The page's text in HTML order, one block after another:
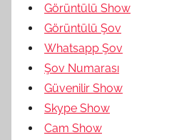
Görüntülü Show
Görüntülü Şov
Whatsapp Şov
Şov Numarası
Güvenilir Show
Skype Show
Cam Show